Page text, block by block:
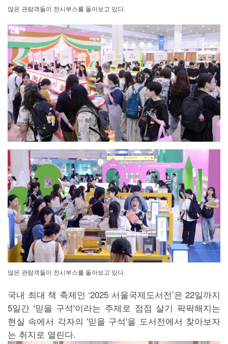
많은 관람객들이 전시부스를 돌아보고 있다.
많은 관람객들이 전시부스를 돌아보고 있다.
국내 최대 책 축제인 ‘2025 서울국제도서전’은 22일까지
5일간 '믿을 구석'이라는 주제로 점점 살기 팍팍해지는
현실 속에서 각자의 '믿을 구석'을 도서전에서 찾아보자
는 취지로 열린다.